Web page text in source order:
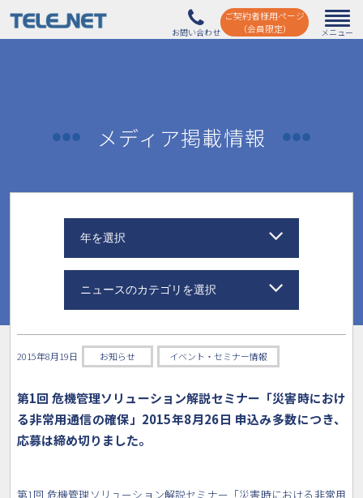
ご契約者様用ページ
（会員限定）
メディア掲載情報
年を選択
ニュースのカテゴリを選択
2015年8月19日 お知らせ イベント・セミナー情報
第1回 危機管理ソリューション解説セミナー「災害時におけ
る非常用通信の確保」2015年8月26日 申込み多数につき、
応募は締め切りました。
第1回 危機管理ソリューション解説セミナー「災害時における非常用